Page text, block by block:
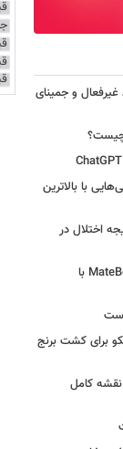
غیرفعال و جمینای
چیست؟
با بالاترین
اختلال در
لپ‌تاپ فوق‌سبک هواوی MateBook Pro S با
آرامکو برای کشت برنج
کامل